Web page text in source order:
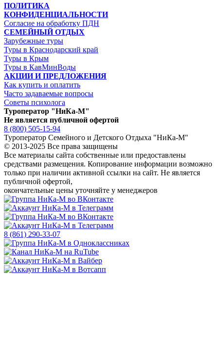
ПОЛИТИКА
КОНФИДЕНЦИАЛЬНОСТИ
Согласие на обработку ПДН
СЕМЕЙНЫЙ ОТДЫХ
Зарубежные туры
Туры в Краснодарский край
Туры в Крым
Туры в КавМинВоды
АКЦИИ И ПРЕДЛОЖЕНИЯ
Как купить и оплатить
Часто задаваемые вопросы
Советы психолога
Туроператор "НиКа-М"
Не является публичной офертой
8 (800) 505-15-94
Туроператор Семейного и Детского Отдыха "НиКа-М"
© 2013-2025 Все права защищены
Все материалы сайта собственные или предоставлены
средствами размещения. Копирование информации возможно
только при наличии активной ссылки на сайт. Не является
публичной офертой,
окончательные цены уточняйте у менеджеров
8 (861) 290-33-07